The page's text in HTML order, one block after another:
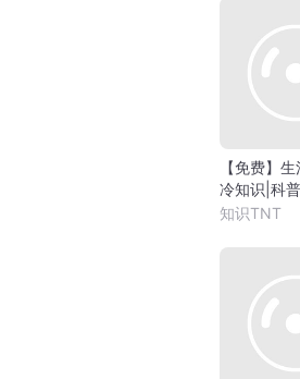
【免费】
冷知识|科
知识TNT